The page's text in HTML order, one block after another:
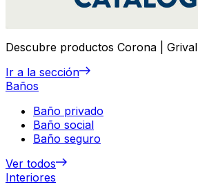
Descubre productos Corona | Grival
Ir a la sección
Baños
Baño privado
Baño social
Baño seguro
Ver todos
Interiores